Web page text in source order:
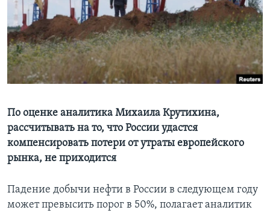
Learning English
СОЦИАЛЬНЫЕ СЕТИ
Языки
По оценке аналитика Михаила Крутихина,
рассчитывать на то, что России удастся
компенсировать потери от утраты европейского
рынка, не приходится
Падение добычи нефти в России в следующем году
может превысить порог в 50%, полагает аналитик